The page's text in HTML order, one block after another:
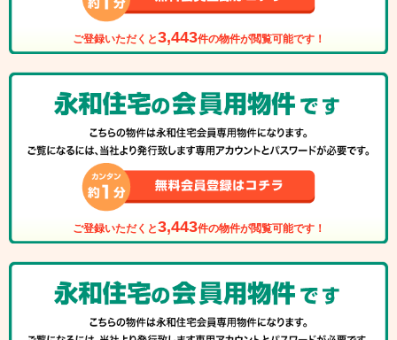
ご登録いただくと3,443件の物件が閲覧可能です！
ご登録いただくと3,443件の物件が閲覧可能です！